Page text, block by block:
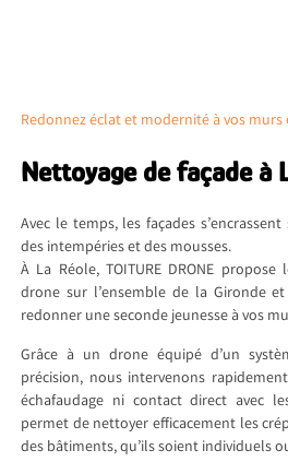
Redonnez éclat et modernité à vos murs
Nettoyage de façade à
Avec le temps, les façades
des intempéries et des mousses.
À La Réole, TOITURE DRONE
drone sur l’ensemble de la Gironde
redonner une seconde jeunesse à vos
Grâce à un drone équipé d’un
précision, nous intervenons
échafaudage ni contact direct avec
permet de nettoyer efficacement les
des bâtiments, qu’ils soient individuels